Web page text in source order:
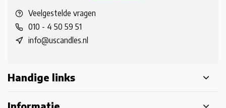
Veelgestelde vragen
010 - 4 50 59 51
info@uscandles.nl
Handige links